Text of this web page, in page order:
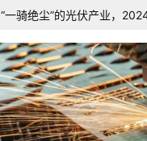
“一骑绝尘”的光伏产业，